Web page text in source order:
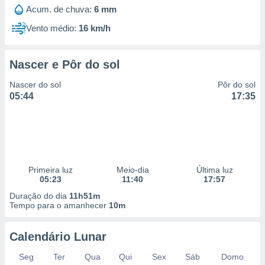
utilizar
criar
ou
de dados
e melhorar
dados
Acum. de chuva: 6 mm
Vento médio: 16 km/h
Nascer e Pôr do sol
Nascer do sol
05:44
Pôr do sol
17:35
Primeira luz
05:23
Meio-dia
11:40
Última luz
17:57
Duração do dia 11h51m
Tempo para o amanhecer 10m
Calendário Lunar
Seg Ter Qua Qui Sex Sáb
Domo